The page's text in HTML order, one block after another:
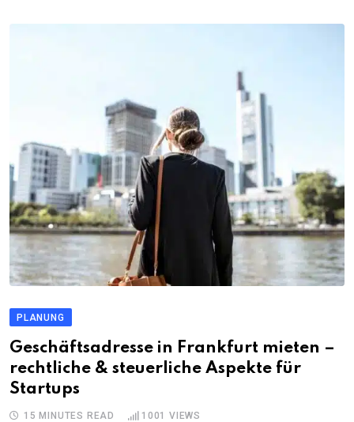
PLANUNG
Geschäftsadresse in Frankfurt mieten –
rechtliche & steuerliche Aspekte für
Startups
15 MINUTES READ 1001 VIEWS